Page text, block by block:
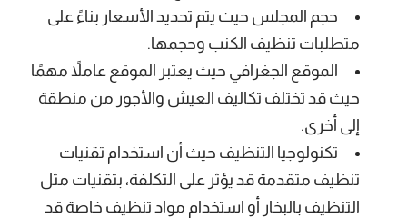
حجم المجلس حيث يتم تحديد الأسعار بناءً على
متطلبات تنظيف الكنب وحجمها.
الموقع الجغرافي حيث يعتبر الموقع عاملاً مهمًا
حيث قد تختلف تكاليف العيش والأجور من منطقة
إلى أخرى.
تكنولوجيا التنظيف حيث أن استخدام تقنيات
تنظيف متقدمة قد يؤثر على التكلفة، بتقنيات مثل
التنظيف بالبخار أو استخدام مواد تنظيف خاصة قد